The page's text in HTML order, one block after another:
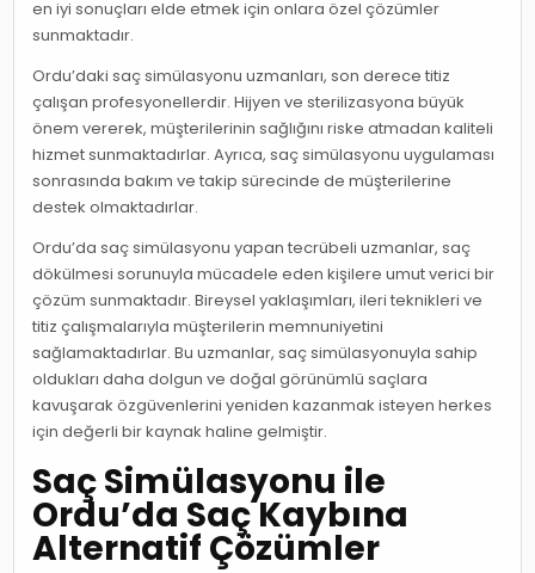
en iyi sonuçları elde etmek için onlara özel çözümler
sunmaktadır.
Ordu’daki saç simülasyonu uzmanları, son derece titiz
çalışan profesyonellerdir. Hijyen ve sterilizasyona büyük
önem vererek, müşterilerinin sağlığını riske atmadan kaliteli
hizmet sunmaktadırlar. Ayrıca, saç simülasyonu uygulaması
sonrasında bakım ve takip sürecinde de müşterilerine
destek olmaktadırlar.
Ordu’da saç simülasyonu yapan tecrübeli uzmanlar, saç
dökülmesi sorunuyla mücadele eden kişilere umut verici bir
çözüm sunmaktadır. Bireysel yaklaşımları, ileri teknikleri ve
titiz çalışmalarıyla müşterilerin memnuniyetini
sağlamaktadırlar. Bu uzmanlar, saç simülasyonuyla sahip
oldukları daha dolgun ve doğal görünümlü saçlara
kavuşarak özgüvenlerini yeniden kazanmak isteyen herkes
için değerli bir kaynak haline gelmiştir.
Saç Simülasyonu ile
Ordu’da Saç Kaybına
Alternatif Çözümler